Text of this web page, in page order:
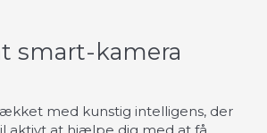
smart-kamera
med kunstig intelligens, der